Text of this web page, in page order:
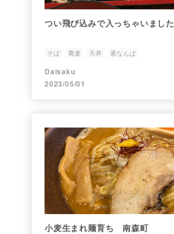
つい飛び込みで入っちゃいました
そば 蕎麦 天丼 裏なんば
Daisaku
2023/05/01
小麦生まれ麺育ち 南森町